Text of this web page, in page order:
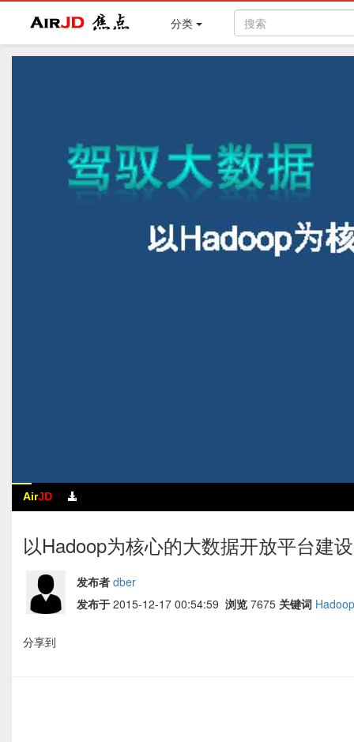
Air焦点 分类
AirJD
以Hadoop为核心的大数据开放平台建
发布者 dber
发布于 2015-12-17 00:54:59 浏览 7675 关键词 Hadoop
分享到